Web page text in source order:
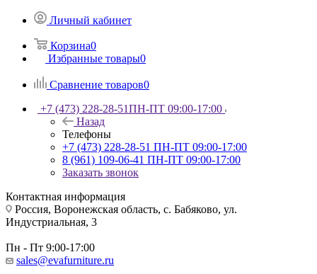
Личный кабинет
Корзина0
Избранные товары0
Сравнение товаров0
+7 (473) 228-28-51ПН-ПТ 09:00-17:00
Назад
Телефоны
+7 (473) 228-28-51 ПН-ПТ 09:00-17:00
8 (961) 109-06-41 ПН-ПТ 09:00-17:00
Заказать звонок
Контактная информация
Россия, Воронежская область, с. Бабяково, ул.
Индустриальная, 3
Пн - Пт 9:00-17:00
sales@evafurniture.ru